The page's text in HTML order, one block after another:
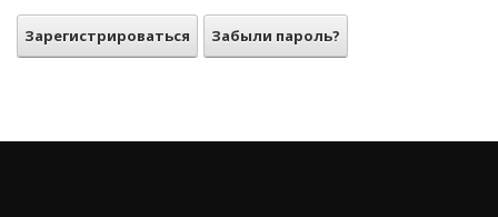
Зарегистрироваться Забыли пароль?